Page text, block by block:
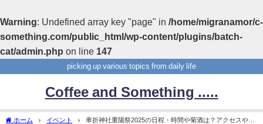
Warning: Undefined array key "page" in /home/migranamor/c-
something.com/public_html/wp-content/plugins/batch-
cat/admin.php on line 147
picking up various topics from daily life
Coffee and Something .....
ホーム イベント
車折神社重陽祭2025の日程・時間や菊酒は？アクセスや駐